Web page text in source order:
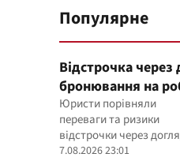
Популярне
Відстрочка через
бронювання на
пояснили, що
Юристи порівняли
переваги та ризики
відстрочки через
бронювання працівника
7.08.2026 23:01